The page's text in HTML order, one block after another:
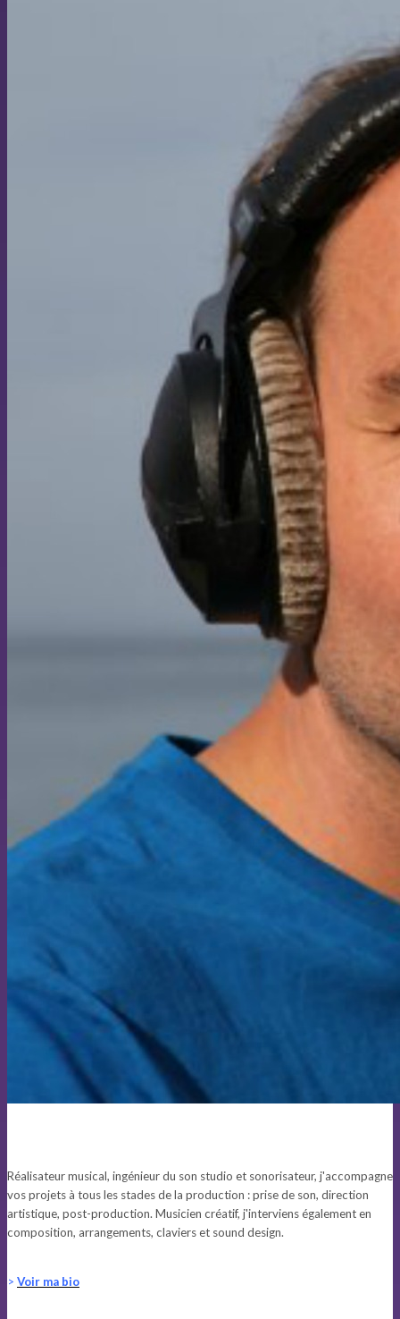
Réalisateur musical, ingénieur du son studio et sonorisateur, j'accompagne
vos projets à tous les stades de la production : prise de son, direction
artistique, post-production. Musicien créatif, j'interviens également en
composition, arrangements, claviers et sound design.
> Voir ma bio